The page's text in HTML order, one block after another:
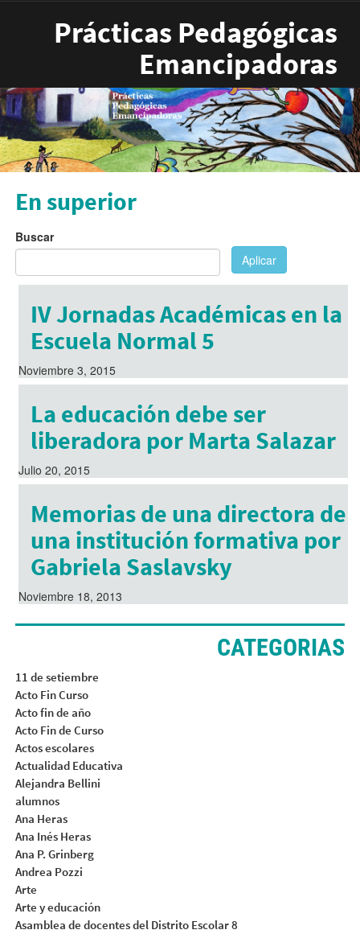
Prácticas Pedagógicas
Emancipadoras
En superior
Buscar
Aplicar
IV Jornadas Académicas en la
Escuela Normal 5
Noviembre 3, 2015
La educación debe ser
liberadora por Marta Salazar
Julio 20, 2015
Memorias de una directora de
una institución formativa por
Gabriela Saslavsky
Noviembre 18, 2013
CATEGORIAS
11 de setiembre
Acto Fin Curso
Acto fin de año
Acto Fin de Curso
Actos escolares
Actualidad Educativa
Alejandra Bellini
alumnos
Ana Heras
Ana Inés Heras
Ana P. Grinberg
Andrea Pozzi
Arte
Arte y educación
Asamblea de docentes del Distrito Escolar 8